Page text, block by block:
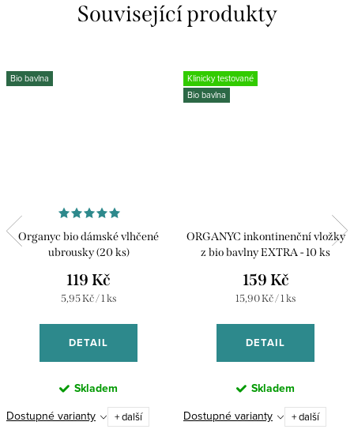
Související produkty
Bio bavlna
Organyc bio dámské vlhčené
ubrousky (20 ks)
119 Kč
Měrná
5,95 Kč / 1 ks
DETAIL
Skladem
Dostupné varianty + další
Klinicky testované
Bio bavlna
ORGANYC inkontinenční vložky
z bio bavlny EXTRA - 10 ks
159 Kč
Měrná
15,90 Kč / 1 ks
DETAIL
Skladem
Dostupné varianty + další